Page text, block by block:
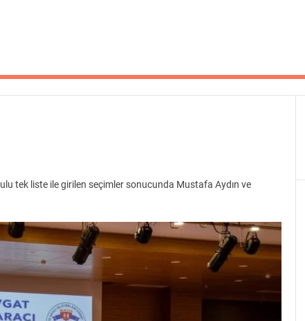
tek liste ile girilen seçimler sonucunda Mustafa Aydın ve